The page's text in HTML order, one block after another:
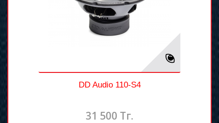
DD Audio 110-S4
31 500 Тг.